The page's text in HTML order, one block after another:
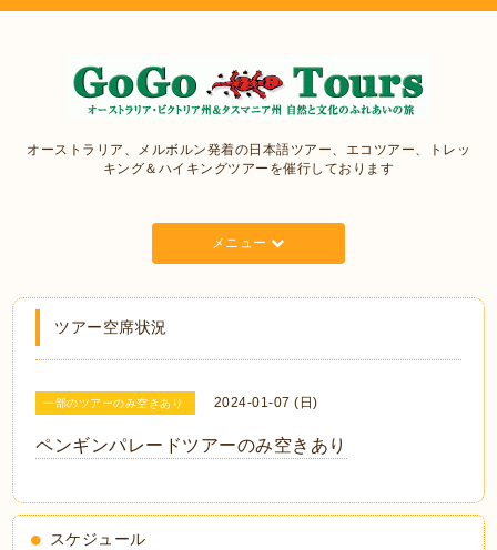
オーストラリア、メルボルン発着の日本語ツアー、エコツアー、トレッ
キング＆ハイキングツアーを催行しております
メニュー
ツアー空席状況
一部のツアーのみ空きあり 2024-01-07 (日)
ペンギンパレードツアーのみ空きあり
スケジュール